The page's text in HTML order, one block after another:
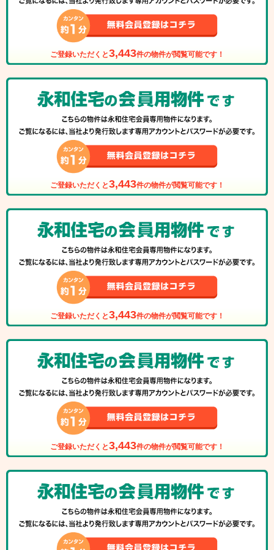
ご登録いただくと3,443件の物件が閲覧可能です！
ご登録いただくと3,443件の物件が閲覧可能です！
ご登録いただくと3,443件の物件が閲覧可能です！
ご登録いただくと3,443件の物件が閲覧可能です！